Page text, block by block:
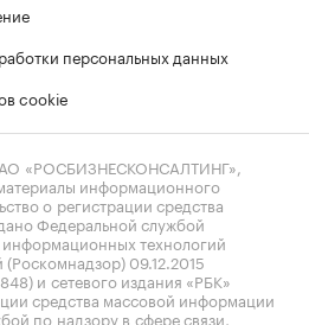
персональных данных
cookie
«РОСБИЗНЕСКОНСАЛТИНГ»,
информационного
о регистрации средства
Федеральной службой
технологий
09.12.2015
и сетевого издания «РБК»
средства массовой информации
по надзору в сфере связи,